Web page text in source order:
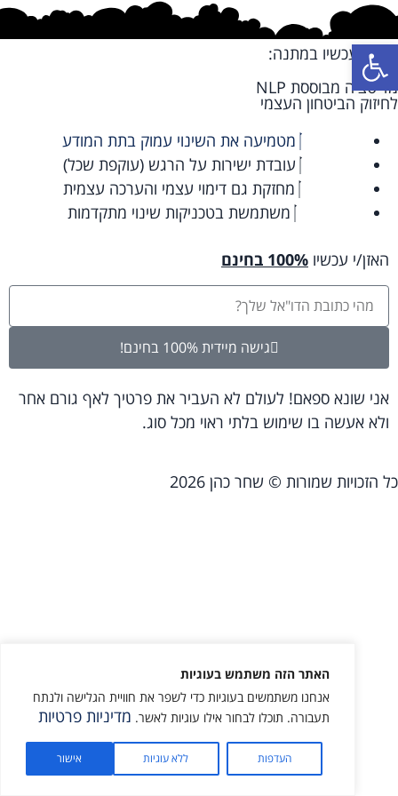
פתח סרגל נגישות
האתר הזה משתמש בעוגיות
אנחנו משתמשים בעוגיות כדי לשפר את חוויית הגלישה ולנתח
תעבורה. תוכלו לבחור אילו עוגיות לאשר. מדיניות פרטיות
העדפות ללא עוגיות אישור
קבל/י עכשיו במתנה:
מדיטציה מבוססת NLP
לחיזוק הביטחון העצמי
מטמיעה את השינוי עמוק בתת המודע
עובדת ישירות על הרגש (עוקפת שכל)
מחזקת גם דימוי עצמי והערכה עצמית
משתמשת בטכניקות שינוי מתקדמות
האזן/י עכשיו 100% בחינם
גישה מיידית 100% בחינם!
אני שונא ספאם! לעולם לא העביר את פרטיך לאף גורם אחר
ולא אעשה בו שימוש בלתי ראוי מכל סוג.
כל הזכויות שמורות © שחר כהן 2026